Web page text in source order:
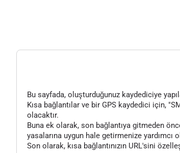
Bu sayfada, oluşturduğunuz kaydediciye
Kısa bağlantılar ve bir GPS kaydedici için,
olacaktır.
Buna ek olarak, son bağlantıya gitmeden
yasalarına uygun hale getirmenize yardımcı
Son olarak, kısa bağlantınızın URL'sini